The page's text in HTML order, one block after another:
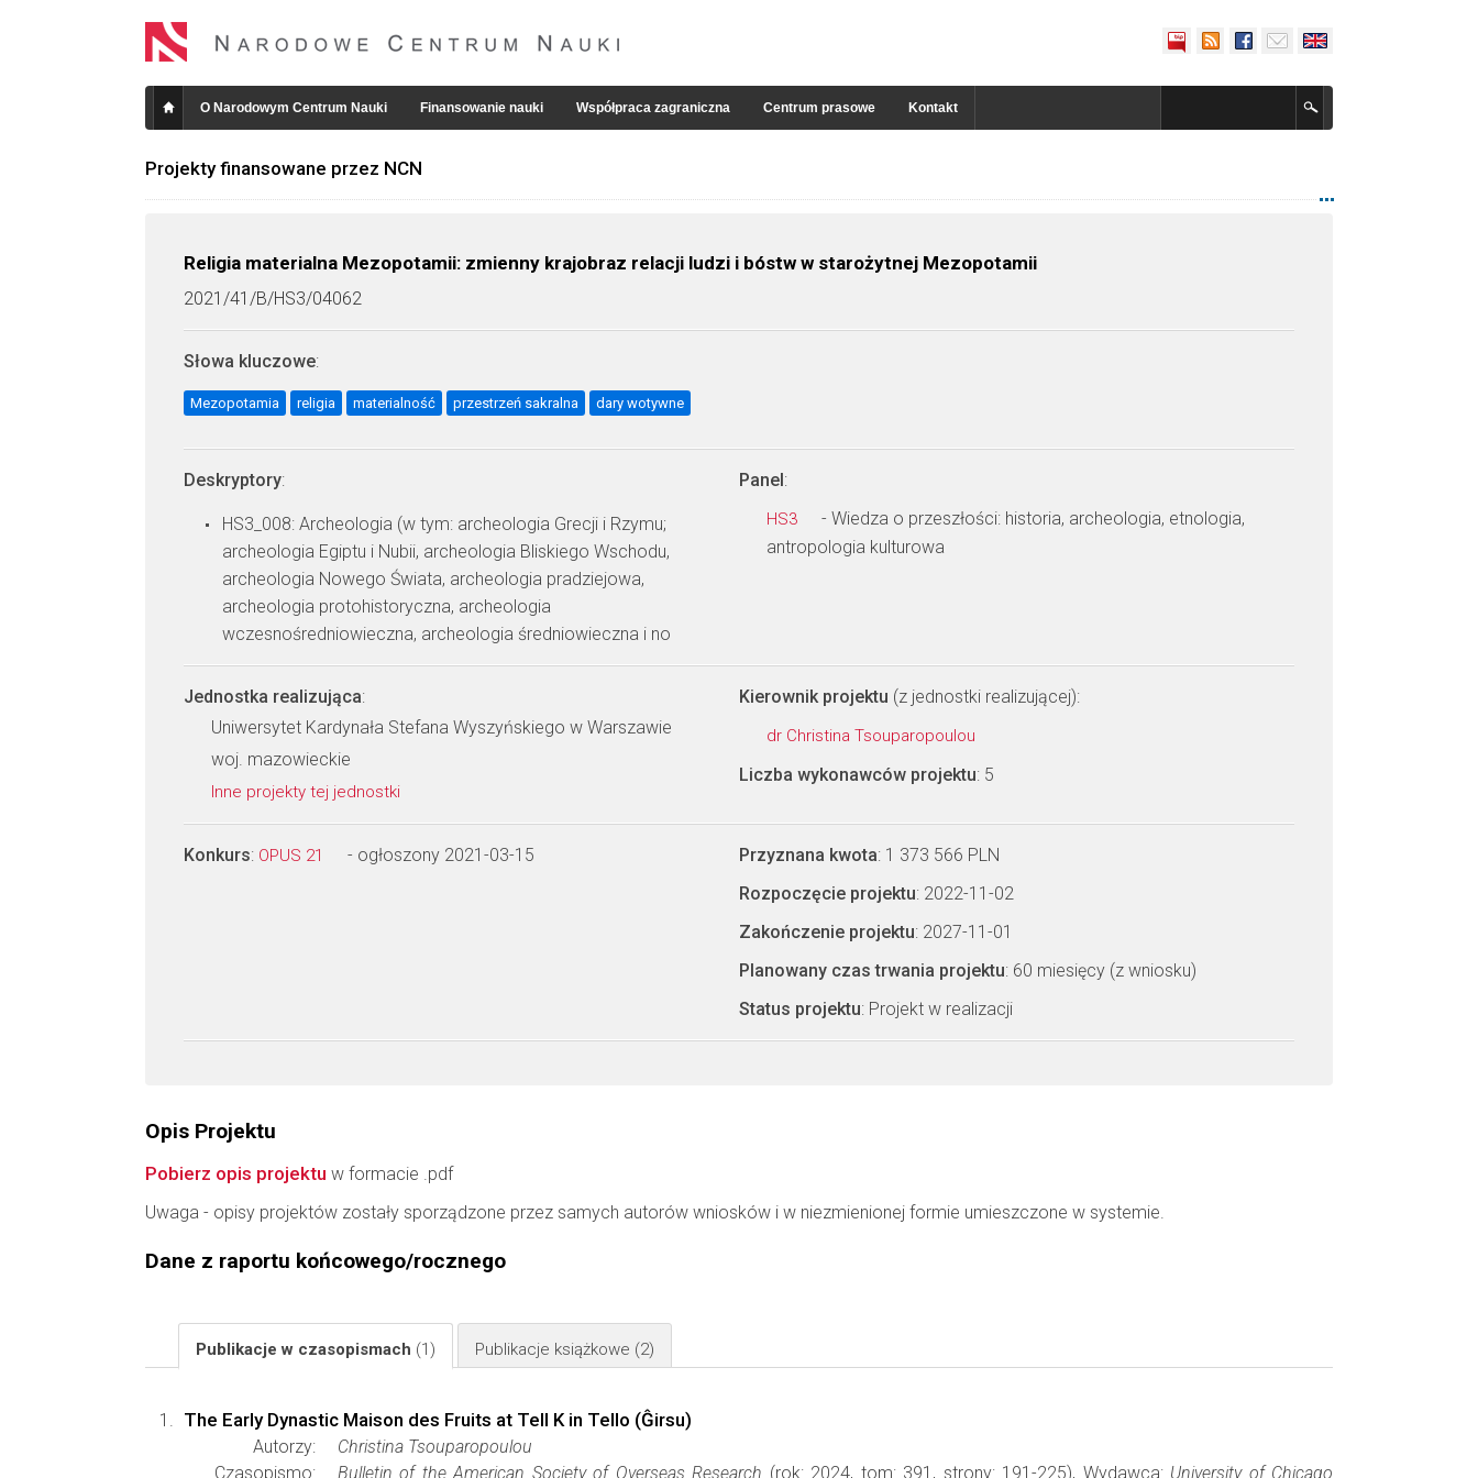
O Narodowym Centrum Nauki Finansowanie nauki Współpraca zagraniczna Centrum prasowe Kontakt
Projekty finansowane przez NCN
Religia materialna Mezopotamii: zmienny krajobraz relacji ludzi i bóstw w starożytnej Mezopotamii
2021/41/B/HS3/04062
Słowa kluczowe:
Mezopotamia religia materialność przestrzeń sakralna dary wotywne
Deskryptory:
HS3_008: Archeologia (w tym: archeologia Grecji i Rzymu;
archeologia Egiptu i Nubii, archeologia Bliskiego Wschodu,
archeologia Nowego Świata, archeologia pradziejowa,
archeologia protohistoryczna, archeologia
wczesnośredniowieczna, archeologia średniowieczna i no
Panel:
HS3
- Wiedza o przeszłości: historia, archeologia, etnologia,
antropologia kulturowa
Jednostka realizująca:
Uniwersytet Kardynała Stefana Wyszyńskiego w Warszawie
woj. mazowieckie
Inne projekty tej jednostki
Kierownik projektu (z jednostki realizującej):
dr Christina Tsouparopoulou
Liczba wykonawców projektu: 5
Konkurs: OPUS 21 - ogłoszony 2021-03-15 Przyznana kwota: 1 373 566 PLN
Rozpoczęcie projektu: 2022-11-02
Zakończenie projektu: 2027-11-01
Planowany czas trwania projektu: 60 miesięcy (z wniosku)
Status projektu: Projekt w realizacji
Opis Projektu
Pobierz opis projektu w formacie .pdf
Uwaga - opisy projektów zostały sporządzone przez samych autorów wniosków i w niezmienionej formie umieszczone w systemie.
Dane z raportu końcowego/rocznego
Publikacje w czasopismach (1) Publikacje książkowe (2)
The Early Dynastic Maison des Fruits at Tell K in Tello (Ĝirsu)
Autorzy:
Christina Tsouparopoulou
Czasopismo:
Bulletin of the American Society of Overseas Research (rok: 2024, tom: 391, strony: 191-225), Wydawca: University of Chicago